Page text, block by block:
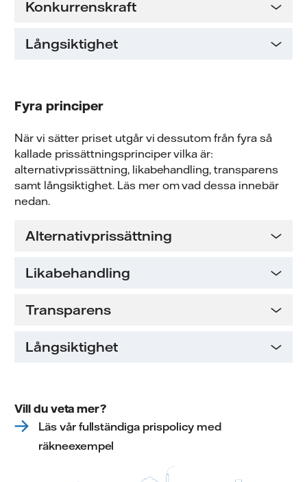
Konkurrenskraft
Långsiktighet
Fyra principer
När vi sätter priset utgår vi dessutom från fyra så
kallade prissättningsprinciper vilka är:
alternativprissättning, likabehandling, transparens
samt långsiktighet. Läs mer om vad dessa innebär
nedan.
Alternativprissättning
Likabehandling
Transparens
Långsiktighet
Vill du veta mer?
Läs vår fullständiga prispolicy med
räkneexempel